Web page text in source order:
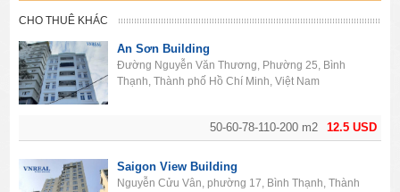
CHO THUÊ KHÁC
12.5 USD
50-60-78-110-200 m2
An Sơn Building
Đường Nguyễn Văn Thương, Phường 25, Bình
Thạnh, Thành phố Hồ Chí Minh, Việt Nam
Saigon View Building
Nguyễn Cửu Vân, phường 17, Bình Thạnh, Thành